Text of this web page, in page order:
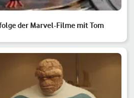
der Marvel-Filme mit Tom